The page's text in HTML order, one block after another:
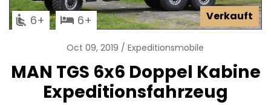
Verkauft
6 6
Oct 09, 2019 Expeditionsmobile
MAN TGS 6x6 Doppel Kabine
Expeditionsfahrzeug